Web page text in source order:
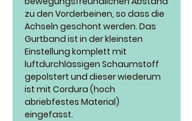
zu den Vorderbeinen, so dass die
Achseln geschont werden. Das
Gurtband ist in der kleinsten
Einstellung komplett mit
luftdurchlässigen Schaumstoff
gepolstert und dieser wiederum
ist mit Cordura (hoch
abriebfestes Material)
eingefasst.